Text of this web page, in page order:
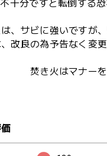
十分ですと転倒する恐
、サビに強いですが
改良の為予告なく変更
ナーを守って